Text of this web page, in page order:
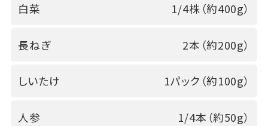
白菜 1/4株（約400g）
長ねぎ 2本（約200g）
しいたけ 1パック（約100g）
人参 1/4本（約50g）